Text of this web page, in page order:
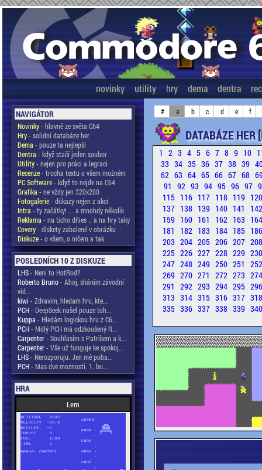
novinky utility hry dema dentra
NAVIGÁTOR
Novinky- hlavně ze světa C64
Hry- solidní databáze her
Dema - pouze ta nejlepší
Dentra - když stačí jeden soubor
Utility- nejen pro práci a legraci
Recenze- trocha textu o všem možném
PC Software- když to nejde na C64
Grafika - ne vždy jen 320x200
Fotogalerie- důkazy nejen z akcí
Intra - ty začátky! ... a mnohdy několik
Reklama - na ticho dňies .. a na hry taky
Covery- diskety zabalené v obrázku
Diskuze- o všem, o ničem a tak
POSLEDNÍCH 10 Z DISKUZE
LHS- Není to HotRod?
Roberto Bruno- Ahoj, sháním závodní
vid...
kiwi - Zdravim, hledam hru, kte...
PCH- DeepSeek našel pouze toh...
Kuppa - Hledám logickou hru z C6...
PCH- Mdlý PCH má odzkoušený R...
Carpenter- Souhlasím s Patrikem a k...
Carpenter- Vše už funguje ke spokoj...
LHS- Nerozporuju. Jen mě poba...
PCH- Mas dve moznosti. 1. bu...
HRA
Lem
# a b c d e f
DATABÁZE
1 2 3 4 5 6 7 8 9 10
33 34 35 36 37 38 39
62 63 64 65 66 67 68
91 92 93 94 95 96 97
115 116 117 118 119
137 138 139 140 141
159 160 161 162 163
181
182 183 184 185
203 204 205 206 207
225 226 227 228 229
247 248 249 250 251
269 270 271 272 273
291 292 293 294 295
313 314 315 316 317
335 336 337 338 339